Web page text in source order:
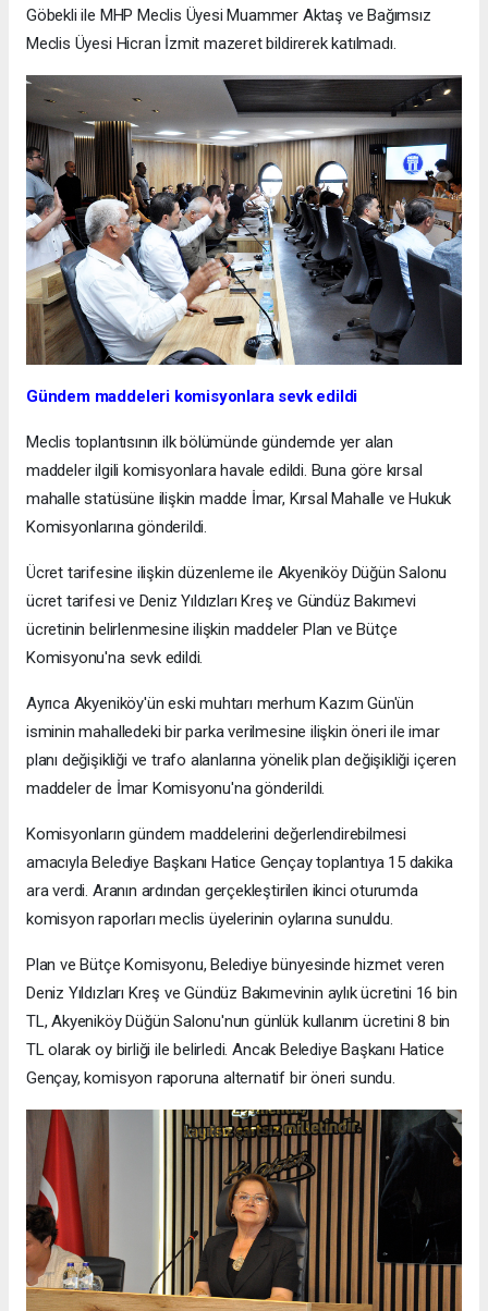
Göbekli ile MHP Meclis Üyesi Muammer Aktaş ve Bağımsız
Meclis Üyesi Hicran İzmit mazeret bildirerek katılmadı.
Gündem maddeleri komisyonlara sevk edildi
Meclis toplantısının ilk bölümünde gündemde yer alan
maddeler ilgili komisyonlara havale edildi. Buna göre kırsal
mahalle statüsüne ilişkin madde İmar, Kırsal Mahalle ve Hukuk
Komisyonlarına gönderildi.
Ücret tarifesine ilişkin düzenleme ile Akyeniköy Düğün Salonu
ücret tarifesi ve Deniz Yıldızları Kreş ve Gündüz Bakımevi
ücretinin belirlenmesine ilişkin maddeler Plan ve Bütçe
Komisyonu'na sevk edildi.
Ayrıca Akyeniköy'ün eski muhtarı merhum Kazım Gün'ün
isminin mahalledeki bir parka verilmesine ilişkin öneri ile imar
planı değişikliği ve trafo alanlarına yönelik plan değişikliği içeren
maddeler de İmar Komisyonu'na gönderildi.
Komisyonların gündem maddelerini değerlendirebilmesi
amacıyla Belediye Başkanı Hatice Gençay toplantıya 15 dakika
ara verdi. Aranın ardından gerçekleştirilen ikinci oturumda
komisyon raporları meclis üyelerinin oylarına sunuldu.
Plan ve Bütçe Komisyonu, Belediye bünyesinde hizmet veren
Deniz Yıldızları Kreş ve Gündüz Bakımevinin aylık ücretini 16 bin
TL, Akyeniköy Düğün Salonu'nun günlük kullanım ücretini 8 bin
TL olarak oy birliği ile belirledi. Ancak Belediye Başkanı Hatice
Gençay, komisyon raporuna alternatif bir öneri sundu.